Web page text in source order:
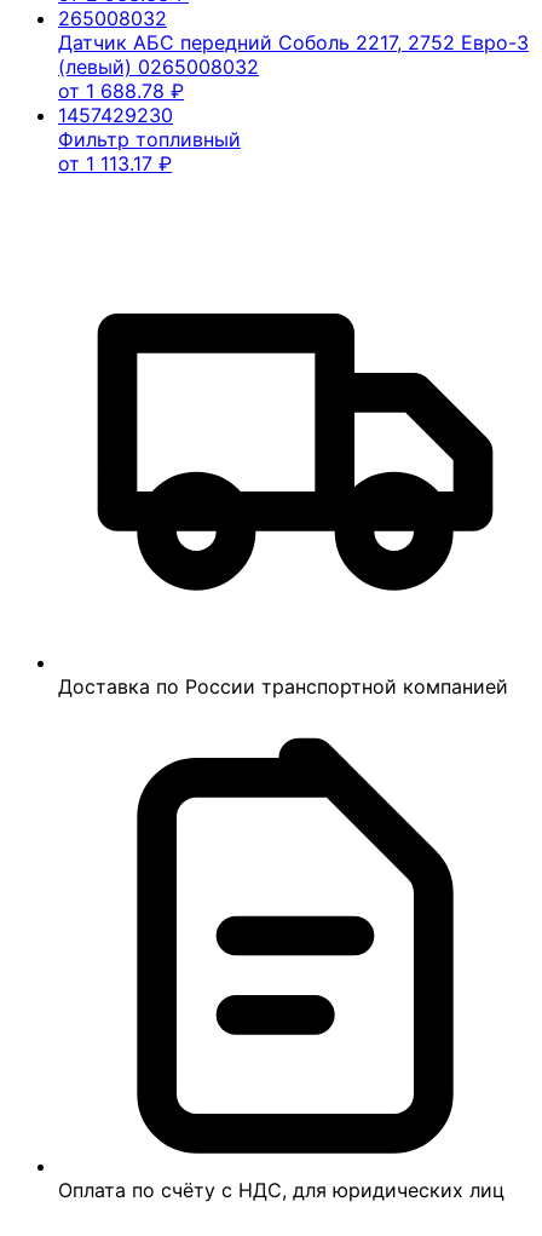
265008032
Датчик АБС передний Соболь 2217, 2752 Евро-3
(левый) 0265008032
от 1 688.78 ₽
1457429230
Фильтр топливный
от 1 113.17 ₽
Доставка по России транспортной компанией
Оплата по счёту с НДС, для юридических лиц